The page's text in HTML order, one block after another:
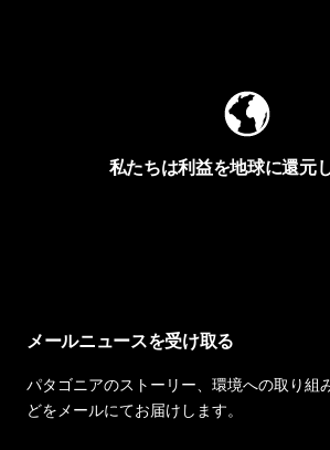
私たちは利益を地球に還元
メールニュースを受け取る
パタゴニアのストーリー、環境への取り組
どをメールにてお届けします。